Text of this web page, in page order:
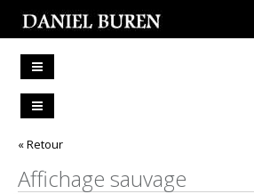
« Retour
Affichage sauvage